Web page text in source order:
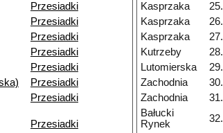
Przesiadki
Przesiadki
Przesiadki
Przesiadki
Przesiadki
Przesiadki
Przesiadki
Przesiadki
Kasprzaka
25.
Kasprzaka
26.
Kasprzaka
27.
Kutrzeby
28.
Lutomierska
29.
Zachodnia
30.
Zachodnia
31.
Bałucki
Rynek
32.